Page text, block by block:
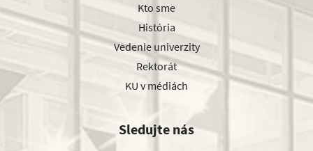
Kto sme
História
Vedenie univerzity
Rektorát
KU v médiách
Sledujte nás